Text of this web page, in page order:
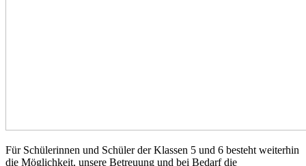
Für Schülerinnen und Schüler der Klassen 5 und 6 besteht weiterhin
die Möglichkeit, unsere Betreuung und bei Bedarf die